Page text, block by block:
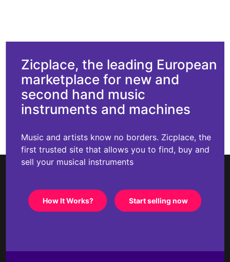
Zicplace, the leading European
marketplace for new and
second hand music
instruments and machines
Music and artists know no borders. Zicplace, the
first trusted site that allows you to find, buy and
sell your musical instruments
How It Works? Start selling now